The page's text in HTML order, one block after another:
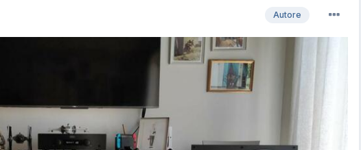
Autore